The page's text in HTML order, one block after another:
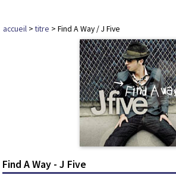
accueil >titre > Find A Way / J Five
Find A Way - J Five